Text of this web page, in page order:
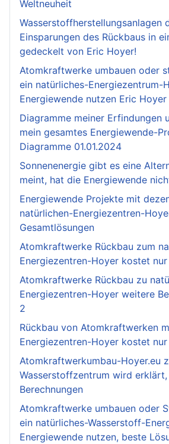
Weltneuheit
Wasserstoffherstellungsanlagen
Einsparungen des Rückbaus in
gedeckelt von Eric Hoyer!
Atomkraftwerke umbauen oder
ein natürliches-Energiezentrum-
Energiewende nutzen Eric Hoyer
Diagramme meiner Erfindungen
mein gesamtes Energiewende-
Diagramme 01.01.2024
Sonnenenergie gibt es eine
meint, hat die Energiewende
Energiewende Projekte mit
natürlichen-Energiezentren-
Gesamtlösungen
Atomkraftwerke Rückbau zum
Energiezentren-Hoyer kostet
Atomkraftwerke Rückbau zu
Energiezentren-Hoyer weitere
2
Rückbau von Atomkraftwerken
Energiezentren-Hoyer kostet
Atomkraftwerkumbau-Hoyer.eu
Wasserstoffzentrum wird
Berechnungen
Atomkraftwerke umbauen oder
ein natürliches-Wasserstoff-
Energiewende nutzen, beste